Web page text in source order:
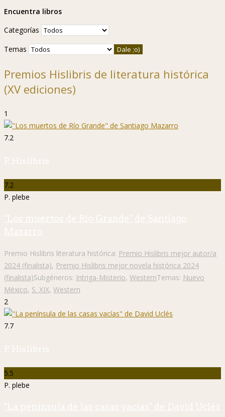
Encuentra libros
Categorías
Temas
Premios Hislibris de literatura histórica
(XV ediciones)
1
7.2
P. Hislibris
7.2
P. plebe
"Los muertos de Río Grande" de Santiago
Mazarro
Premio Hislibris literatura histórica: Premio Hislibris mejor autor/a
2024 (finalista), Premio Hislibris mejor novela histórica 2024
(finalista)Subgéneros: Intriga-Misterio, WesternTemas: Nuevo
México, S. XIX, Western
2
7.7
P. Hislibris
5.5
P. plebe
"La península de las casas vacías" de David Uclés